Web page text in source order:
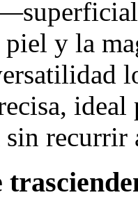
y la
ideal
sin